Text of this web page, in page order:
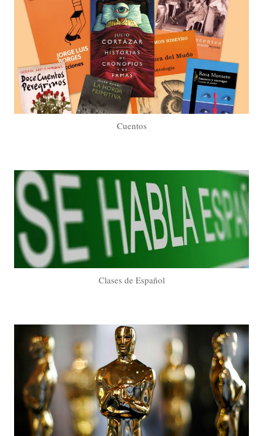
Cuentos
Clases de Español